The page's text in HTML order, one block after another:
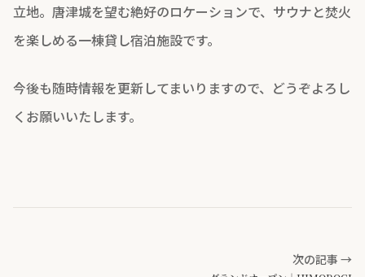
立地。唐津城を望む絶好のロケーションで、サウナと焚火
を楽しめる一棟貸し宿泊施設です。
今後も随時情報を更新してまいりますので、どうぞよろし
くお願いいたします。
次の記事 →